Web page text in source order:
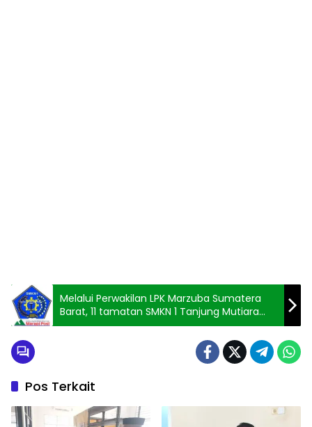
Melalui Perwakilan LPK Marzuba Sumatera
Barat, 11 tamatan SMKN 1 Tanjung Mutiara
Bekerja ke Jepang
Pos Terkait